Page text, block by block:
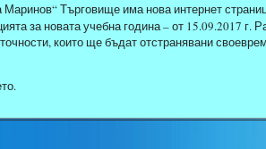
Търговище има нова интернет
за новата учебна година – от 15.09.2017
които ще бъдат отстранявани